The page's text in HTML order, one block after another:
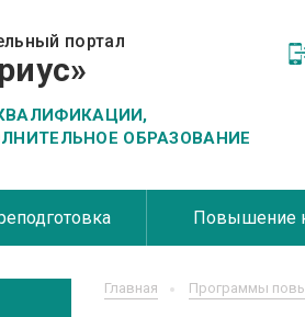
портал
ОБРАЗОВАНИЕ
Повышение
Главная Программы